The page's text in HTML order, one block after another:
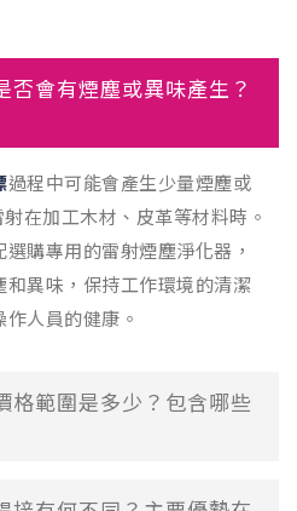
否會有煙塵或異味產生？
過程中可能會產生少量煙塵或
在加工木材、皮革等材料時。
購專用的雷射煙塵淨化器，
和異味，保持工作環境的清潔
人員的健康。
格範圍是多少？包含哪些